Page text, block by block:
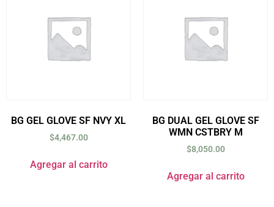
BG GEL GLOVE SF NVY XL
$4,467.00
Agregar al carrito
BG DUAL GEL GLOVE SF
WMN CSTBRY M
$8,050.00
Agregar al carrito